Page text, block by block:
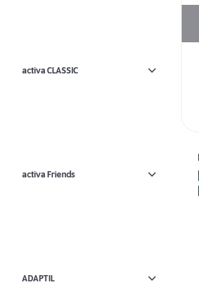
activa CLASSIC
activa Friends
ADAPTIL